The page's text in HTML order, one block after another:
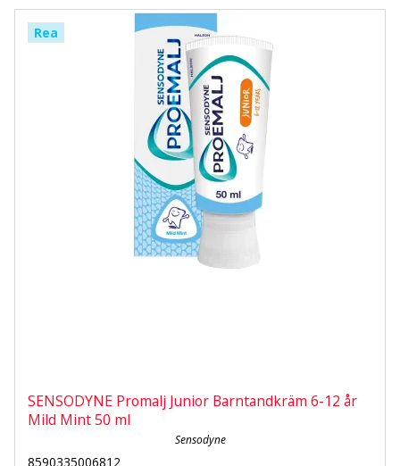
Rea
SENSODYNE Promalj Junior Barntandkräm 6-12 år
Mild Mint 50 ml
Sensodyne
8590335006812